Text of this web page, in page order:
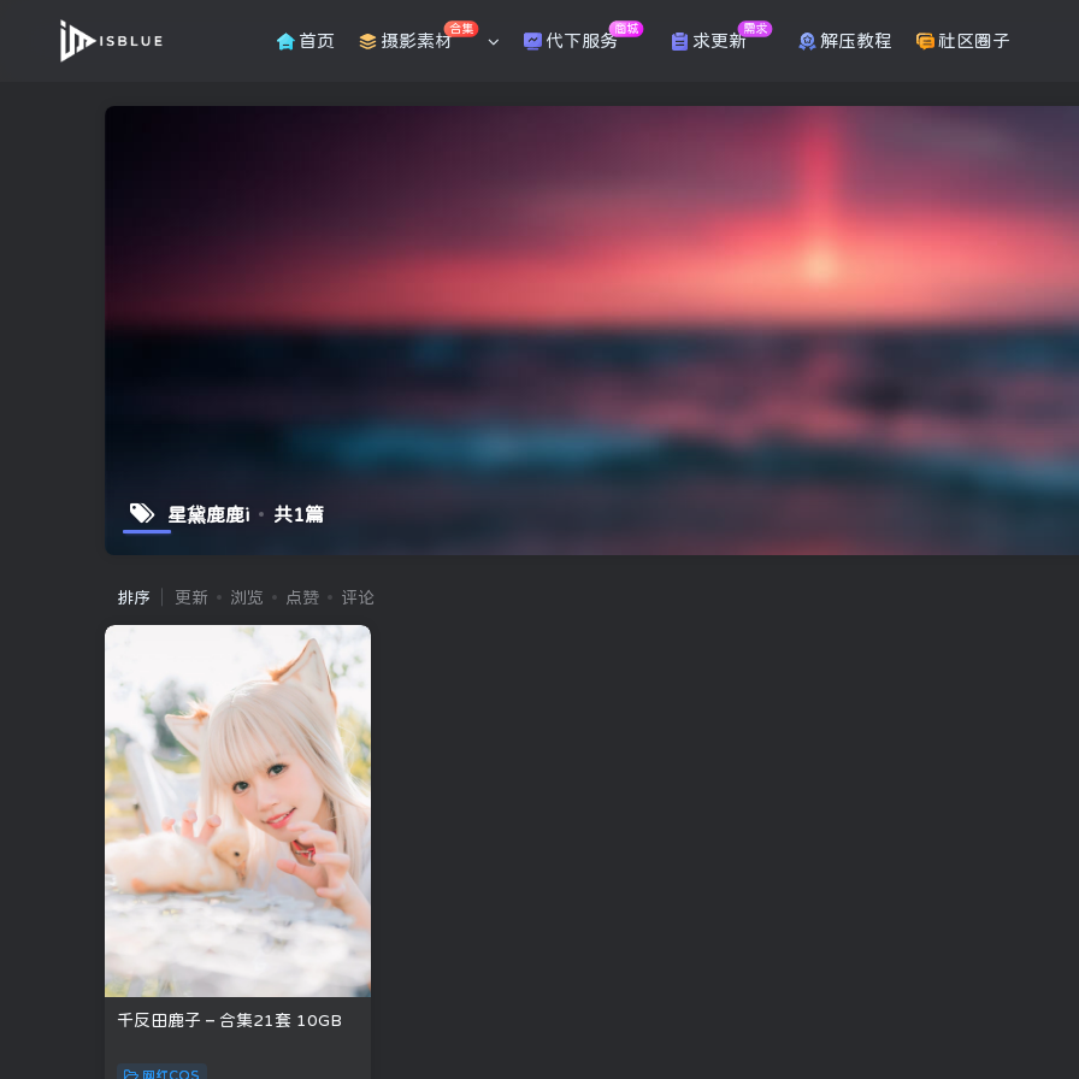
首页 摄影素材
合集
代下服务
商城
求更新
需求
解压教程 社区圈子
星黛鹿鹿i 共1篇
排序 更新 浏览 点赞 评论
千反田鹿子 – 合集21套 10GB